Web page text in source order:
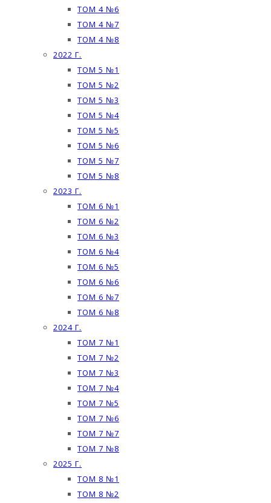
ТОМ 4 №6
ТОМ 4 №7
ТОМ 4 №8
2022 Г.
ТОМ 5 №1
ТОМ 5 №2
ТОМ 5 №3
ТОМ 5 №4
ТОМ 5 №5
ТОМ 5 №6
ТОМ 5 №7
ТОМ 5 №8
2023 Г.
ТОМ 6 №1
ТОМ 6 №2
ТОМ 6 №3
ТОМ 6 №4
ТОМ 6 №5
ТОМ 6 №6
ТОМ 6 №7
ТОМ 6 №8
2024 Г.
ТОМ 7 №1
ТОМ 7 №2
ТОМ 7 №3
ТОМ 7 №4
ТОМ 7 №5
ТОМ 7 №6
ТОМ 7 №7
ТОМ 7 №8
2025 Г.
ТОМ 8 №1
ТОМ 8 №2